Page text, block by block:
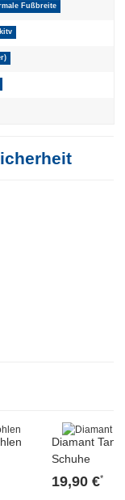
Fußbreite
Diamant
Schuhe
19,90 €*